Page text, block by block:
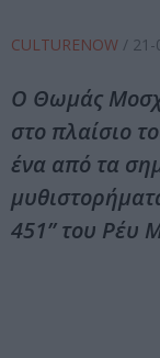
CULTURENOW / 21-
Ο Θωμάς
στο πλαίσιο
ένα από τα
451” του Ρέυ